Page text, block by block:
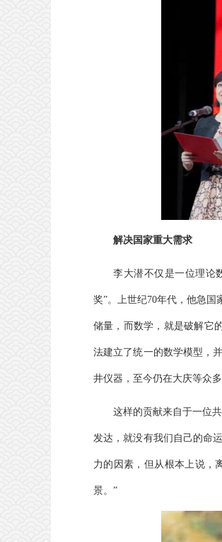
解决国家重大需求
李大潜不仅是一位理论
奖”。上世纪70年代，他急
储量，而数学，就是破解它
法建立了统一的数学模型，
井仪器，至今仍在大庆等众
这样的贡献来自于一位
发达，就没有我们自己的命
力的因素，但从根本上说，
景。”